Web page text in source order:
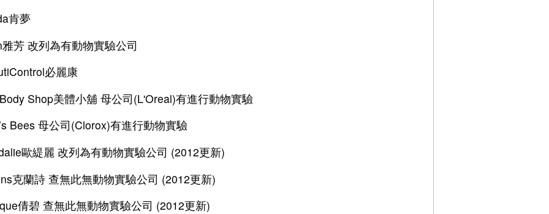
肯夢
芳 改列為有動物實驗公司
必麗康
Shop美體小舖 母公司(L'Oreal)有進行動物實驗
Bees 母公司(Clorox)有進行動物實驗
歐緹麗 改列為有動物實驗公司 (2012更新)
克蘭詩 查無此無動物實驗公司 (2012更新)
倩碧 查無此無動物實驗公司 (2012更新)